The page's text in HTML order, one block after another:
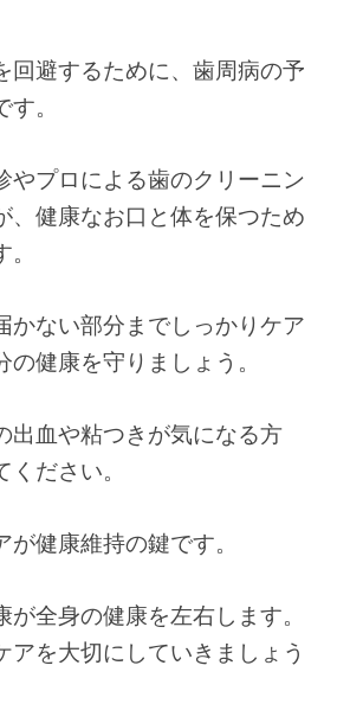
回避するために、歯周病の予
。
やプロによる歯のクリーニン
、健康なお口と体を保つため
かない部分までしっかりケア
の健康を守りましょう。
出血や粘つきが気になる方
ださい。
健康維持の鍵です。
が全身の健康を左右します。
アを大切にしていきましょう